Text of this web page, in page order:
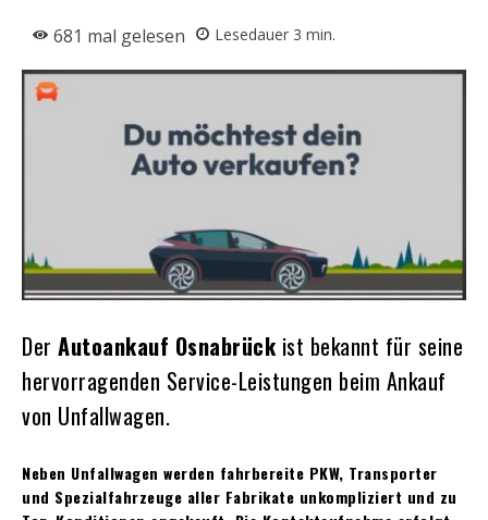
681 mal gelesen Lesedauer 3 min.
Der Autoankauf Osnabrück ist bekannt für seine
hervorragenden Service-Leistungen beim Ankauf
von Unfallwagen.
Neben Unfallwagen werden fahrbereite PKW, Transporter
und Spezialfahrzeuge aller Fabrikate unkompliziert und zu